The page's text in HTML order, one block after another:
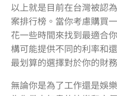
以上就是目前在台灣被認
案排行榜。當你考慮購買
花一些時間來找到最適合
構可能提供不同的利率和
最划算的選擇對於你的財
無論你是為了工作還是娛